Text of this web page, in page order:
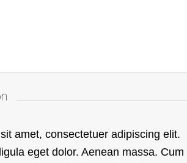
amet, consectetuer adipiscing elit.
eget dolor. Aenean massa. Cum